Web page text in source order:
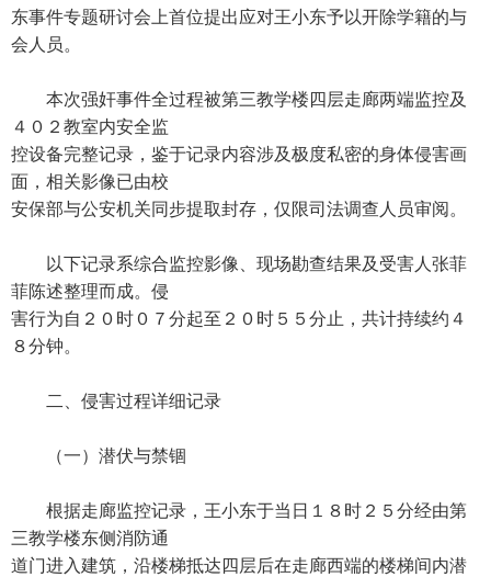
东事件专题研讨会上首位提出应对王小东予以开除学籍的与
会人员。
本次强奸事件全过程被第三教学楼四层走廊两端监控及
４０２教室内安全监
控设备完整记录，鉴于记录内容涉及极度私密的身体侵害画
面，相关影像已由校
安保部与公安机关同步提取封存，仅限司法调查人员审阅。
以下记录系综合监控影像、现场勘查结果及受害人张菲
菲陈述整理而成。侵
害行为自２０时０７分起至２０时５５分止，共计持续约４
８分钟。
二、侵害过程详细记录
（一）潜伏与禁锢
根据走廊监控记录，王小东于当日１８时２５分经由第
三教学楼东侧消防通
道门进入建筑，沿楼梯抵达四层后在走廊西端的楼梯间内潜